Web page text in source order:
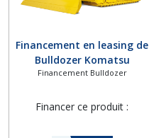
Financement en leasing de
Bulldozer Komatsu
D51EX/PX-24
Financement Bulldozer
Financer ce produit :